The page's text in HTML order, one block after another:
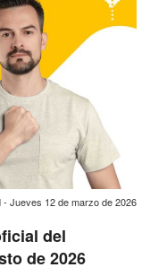
Jueves 12 de marzo de 2026
del
de 2026